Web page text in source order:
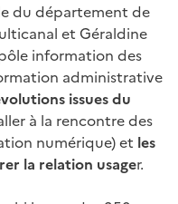
du département de
et Géraldine
information des
administrative
issues du
à la rencontre des
numérique) et les
la relation usager.